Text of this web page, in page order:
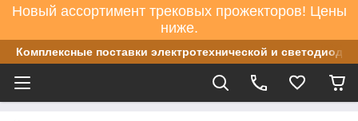
Новый ассортимент трековых прожекторов! Цены
ниже.
Комплексные поставки электротехнической и